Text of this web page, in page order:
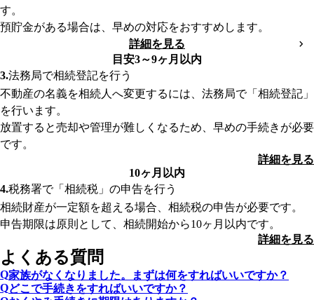
す。
預貯金がある場合は、早めの対応をおすすめします。
詳細を見る
目安3～9ヶ月以内
法務局で相続登記を行う
不動産の名義を相続人へ変更するには、法務局で「相続登記」
を行います。
放置すると売却や管理が難しくなるため、早めの手続きが必要
です。
詳細を見る
10ヶ月以内
税務署で「相続税」の申告を行う
相続財産が一定額を超える場合、相続税の申告が必要です。
申告期限は原則として、相続開始から10ヶ月以内です。
詳細を見る
よくある質問
家族がなくなりました。まずは何をすればいいですか？
どこで手続きをすればいいですか？